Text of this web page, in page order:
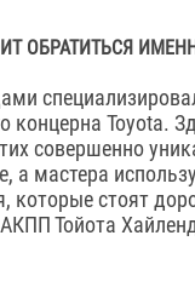
ОБРАТИТЬСЯ
концерна Toyota.
совершенно
а мастера
которые стоят
Тойота